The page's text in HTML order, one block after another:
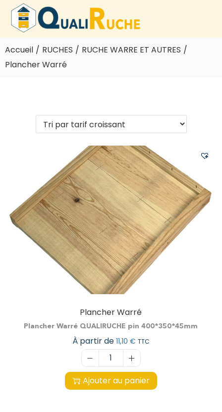
Accueil / RUCHES / RUCHE WARRE ET AUTRES /
Plancher Warré
Plancher Warré
Plancher Warré QUALIRUCHE pin 400*350*45mm
À partir de 11,10 € TTC
Ajouter au panier